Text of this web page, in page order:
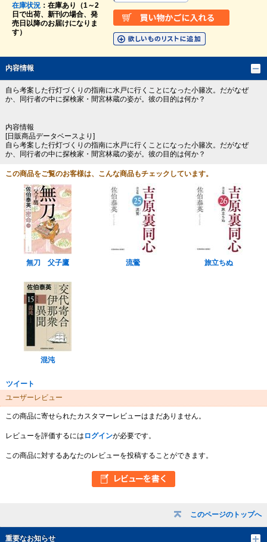
このページのトップへ
重要なお知らせ
在庫状況：在庫あり（1～2
日で出荷、新刊の場合、発
売日以降のお届けになりま
す）
内容情報
自ら考案した行灯づくりの指南に水戸に行くことになった小籐次。だがなぜ
か、同行者の中に探検家・間宮林蔵の姿が。彼の目的は何か？
内容情報
[日販商品データベースより]
自ら考案した行灯づくりの指南に水戸に行くことになった小籐次。だがなぜ
か、同行者の中に探検家・間宮林蔵の姿が。彼の目的は何か？
この商品をご覧のお客様は、こんな商品もチェックしています。
無刀 父子鷹 流鶯 旅立ちぬ
混沌
ツイート
ユーザーレビュー
この商品に寄せられたカスタマーレビューはまだありません。
レビューを評価するには ログインが必要です。
この商品に対するあなたのレビューを投稿することができます。